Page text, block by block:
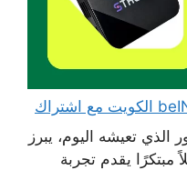
الذي تعيشه اليوم، يبرز
يقدم تجربة